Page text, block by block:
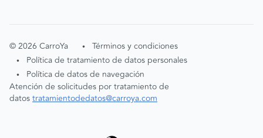
©2026 CarroYa • Términos y condiciones
• Política de tratamiento de datos personales
•
Política de datos de navegación
Atención de solicitudes por tratamiento de
datostratamientodedatos@carroya.com